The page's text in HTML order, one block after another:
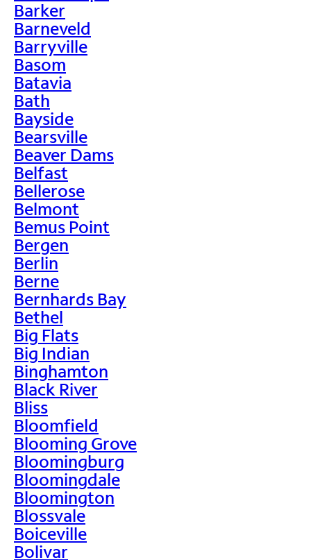
Barker
Barneveld
Barryville
Basom
Batavia
Bath
Bayside
Bearsville
Beaver Dams
Belfast
Bellerose
Belmont
Bemus Point
Bergen
Berlin
Berne
Bernhards Bay
Bethel
Big Flats
Big Indian
Binghamton
Black River
Bliss
Bloomfield
Blooming Grove
Bloomingburg
Bloomingdale
Bloomington
Blossvale
Boiceville
Bolivar